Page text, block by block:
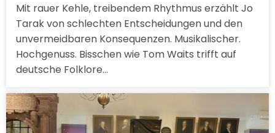
Mit rauer Kehle, treibendem Rhythmus erzählt Jo
Tarak von schlechten Entscheidungen und den
unvermeidbaren Konsequenzen. Musikalischer.
Hochgenuss. Bisschen wie Tom Waits trifft auf
deutsche Folklore…